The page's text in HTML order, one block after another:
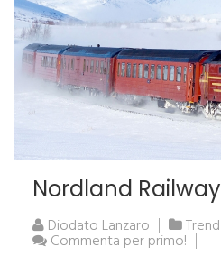
Nordland Railway
Diodato Lanzaro Trend
Commenta per primo!